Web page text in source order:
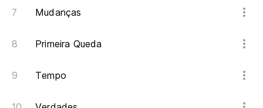
Mudanças
Primeira Queda
Tempo